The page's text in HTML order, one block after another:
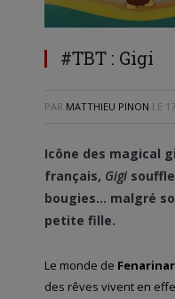
#TBT : Gigi
PAR MATTHIEU PINON LE
Icône des magical
français, Gigi
bougies… malgré
petite fille.
Le monde de
des rêves vivent en